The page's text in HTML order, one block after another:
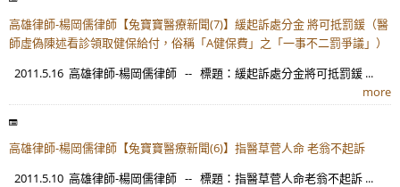
高雄律師-楊岡儒律師【兔寶寶醫療新聞(7)】緩起訴處分金 將可抵罰鍰（醫
師虛偽陳述看診領取健保給付，俗稱「A健保費」之「一事不二罰爭議」）
2011.5.16 高雄律師-楊岡儒律師 -- 標題：緩起訴處分金將可抵罰鍰 ...
more
高雄律師-楊岡儒律師【兔寶寶醫療新聞(6)】指醫草菅人命 老翁不起訴
2011.5.10 高雄律師-楊岡儒律師 -- 標題：指醫草菅人命老翁不起訴 ...